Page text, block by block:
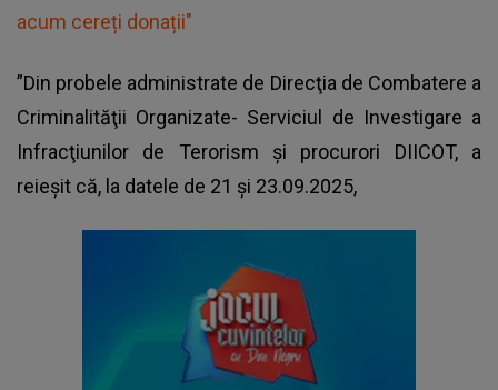
acum cereți donații"
”Din probele administrate de Direcţia de Combatere a
Criminalităţii Organizate- Serviciul de Investigare a
Infracţiunilor de Terorism şi procurori DIICOT, a
reieşit că, la datele de 21 şi 23.09.2025,